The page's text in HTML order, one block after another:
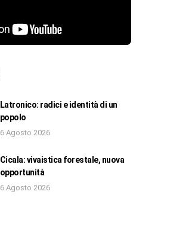
Latronico: radici e identità di un
popolo
6 Agosto 2026
Cicala: vivaistica forestale, nuova
opportunità
6 Agosto 2026